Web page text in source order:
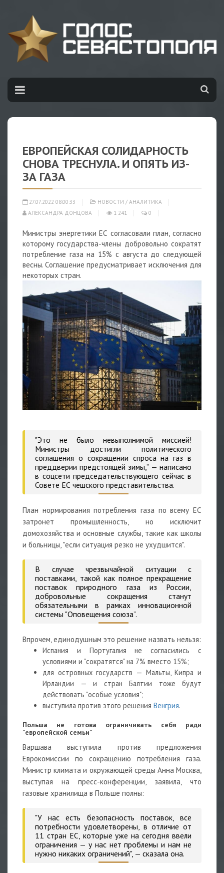
ЕВРОПЕЙСКАЯ СОЛИДАРНОСТЬ
СНОВА ТРЕСНУЛА. И ОПЯТЬ ИЗ-
ЗА ГАЗА
27.07.2022 08:00:33 НОВОСТИ / АНАЛИТИКА
АЛЕКСАНДРА ДОНЦОВА
1 241 0
Министры энергетики ЕС согласовали план, согласно
которому государства-члены добровольно сократят
потребление газа на 15% с августа до следующей
весны. Соглашение предусматривает исключения для
некоторых стран.
"Это не было невыполнимой миссией!
Министры достигли политического
соглашения о сокращении спроса на газ в
преддверии предстоящей зимы,” — написано
в соцсети председательствующего сейчас в
Совете ЕС чешского представительства.
План нормирования потребления газа по всему ЕС
затронет промышленность, но исключит
домохозяйства и основные службы, такие как школы
и больницы, "если ситуация резко не ухудшится".
В случае чрезвычайной ситуации с
поставками, такой как полное прекращение
поставок природного газа из России,
добровольные сокращения станут
обязательными в рамках инновационной
системы "Оповещения союза”.
Впрочем, единодушным это решение назвать нельзя:
Испания и Португалия не согласились с
условиями и "сократятся" на 7% вместо 15%;
для островных государств — Мальты, Кипра и
Ирландии — и стран Балтии тоже будут
действовать "особые условия";
выступила против этого решения Венгрия.
Польша не готова ограничивать себя ради
"европейской семьи"
Варшава выступила против предложения
Еврокомиссии по сокращению потребления газа.
Министр климата и окружающей среды Анна Москва,
выступая на пресс-конференции, заявила, что
газовые хранилища в Польше полны:
"У нас есть безопасность поставок, все
потребности удовлетворены, в отличие от
11 стран ЕС, которые уже на сегодня ввели
ограничения — у нас нет проблемы и нам не
нужно никаких ограничений", — сказала она.